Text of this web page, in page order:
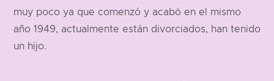
muy poco ya que comenzó y acabó en el mismo
año 1949, actualmente están divorciados, han tenido
un hijo.